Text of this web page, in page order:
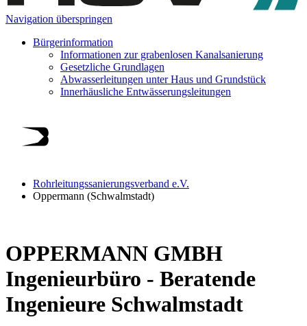
Navigation überspringen
Bürgerinformation
Informationen zur grabenlosen Kanalsanierung
Gesetzliche Grundlagen
Abwasserleitungen unter Haus und Grundstück
Innerhäusliche Entwässerungsleitungen
Rohrleitungssanierungsverband e.V.
Oppermann (Schwalmstadt)
OPPERMANN GMBH
Ingenieurbüro - Beratende
Ingenieure Schwalmstadt